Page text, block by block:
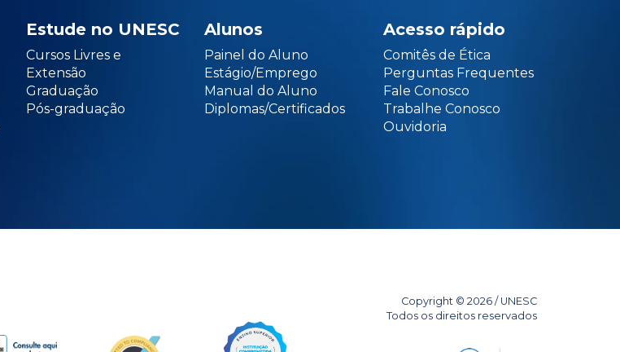
Estude no UNESC
Cursos Livres e
Extensão
Graduação
Pós-graduação
Alunos
Painel do Aluno
Estágio/Emprego
Manual do Aluno
Diplomas/Certificados
Acesso rápido
Comitês de Ética
Perguntas Frequentes
Fale Conosco
Trabalhe Conosco
Ouvidoria
Copyright © 2026 / UNESC
Todos os direitos reservados